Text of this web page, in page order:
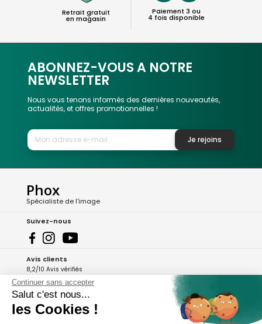
Retrait gratuit
en magasin
Paiement 3 ou
4 fois disponible
ABONNEZ-VOUS A NOTRE
NEWSLETTER
Nous vous tenons informés des dernières nouveautés,
actualités, et offres promotionnelles !
Je rejoins
Phox
Spécialiste de l'image
Suivez-nous
Avis clients
8,2/10 Avis vérifiés
L'Appli Phox
Continuer sans accepter
Salut c'est nous...
les Cookies !